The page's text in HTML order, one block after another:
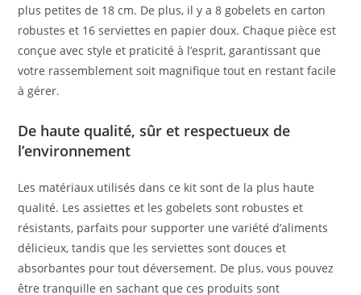
plus petites de 18 cm. De plus, il y a 8 gobelets en carton
robustes et 16 serviettes en papier doux. Chaque pièce est
conçue avec style et praticité à l’esprit, garantissant que
votre rassemblement soit magnifique tout en restant facile
à gérer.
De haute qualité, sûr et respectueux de
l’environnement
Les matériaux utilisés dans ce kit sont de la plus haute
qualité. Les assiettes et les gobelets sont robustes et
résistants, parfaits pour supporter une variété d’aliments
délicieux, tandis que les serviettes sont douces et
absorbantes pour tout déversement. De plus, vous pouvez
être tranquille en sachant que ces produits sont